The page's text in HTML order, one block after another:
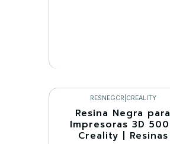
VER DETALLES
-35%
RESNEGCR CREALITY
Resina Negra para
Impresoras 3D
Creality | Resinas